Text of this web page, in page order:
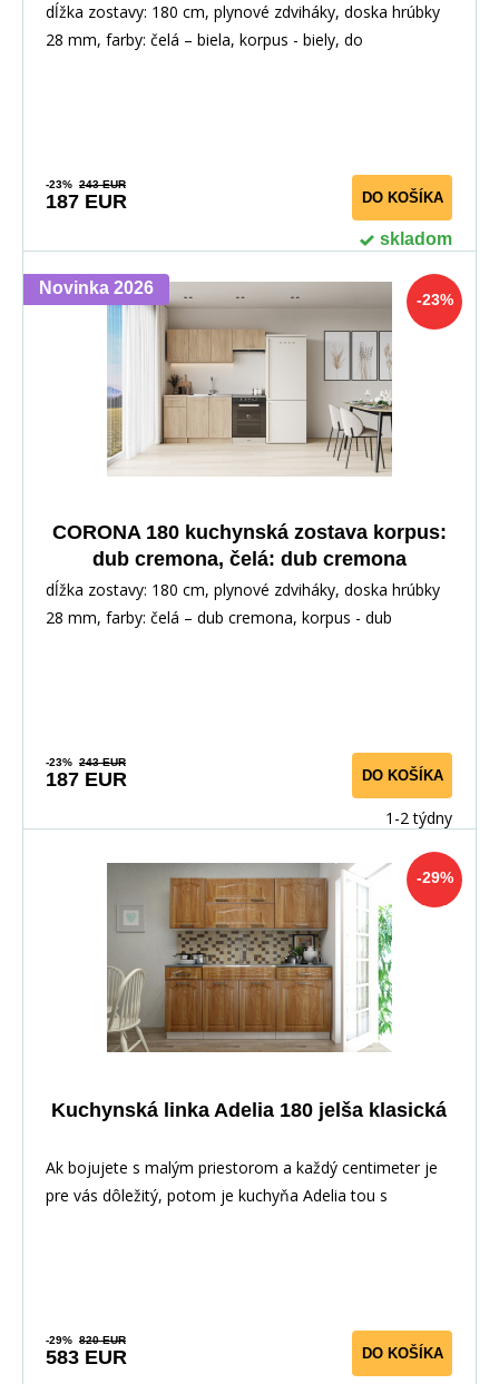
dĺžka zostavy: 180 cm, plynové zdviháky, doska hrúbky
28 mm, farby: čelá – biela, korpus - biely, do
-23% 243 EUR
187 EUR DO KOŠÍKA
skladom
-23%
Novinka 2026
CORONA 180 kuchynská zostava korpus:
dub cremona, čelá: dub cremona
dĺžka zostavy: 180 cm, plynové zdviháky, doska hrúbky
28 mm, farby: čelá – dub cremona, korpus - dub
-23% 243 EUR
187 EUR DO KOŠÍKA
1-2 týdny
-29%
Kuchynská linka Adelia 180 jelša klasická
Ak bojujete s malým priestorom a každý centimeter je
pre vás dôležitý, potom je kuchyňa Adelia tou s
-29% 820 EUR
583 EUR DO KOŠÍKA